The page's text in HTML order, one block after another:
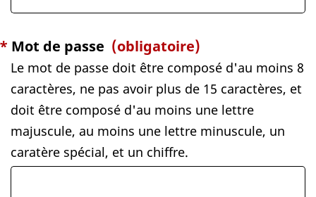
* Mot de passe (obligatoire)
Le mot de passe doit être composé d'au moins 8
caractères, ne pas avoir plus de 15 caractères, et
doit être composé d'au moins une lettre
majuscule, au moins une lettre minuscule, un
caratère spécial, et un chiffre.